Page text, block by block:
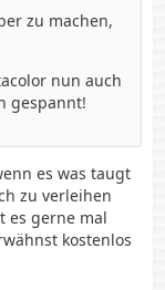
zu machen,
nun auch
gespannt!
es was taugt
zu verleihen
es gerne mal
kostenlos